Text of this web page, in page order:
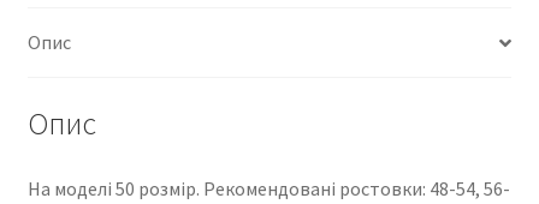
Опис
Опис
На моделі 50 розмір. Рекомендовані ростовки: 48-54, 56-